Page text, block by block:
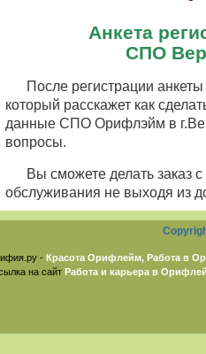
Анкета
СПО
После регистрации
который расскажет как
данные СПО Орифлэйм в
вопросы.
Вы сможете делать заказ
обслуживания не выходя из
- Красота Орифлейм, Работа в
на сайт Работа и карьера в